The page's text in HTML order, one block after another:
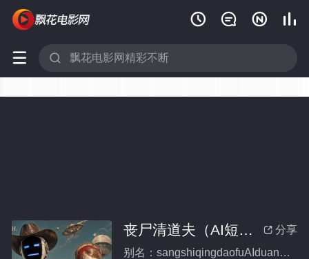
   
 
 分享
丧尸清道夫（AI短片）
别名：sangshiqingdaofuAIduanpian